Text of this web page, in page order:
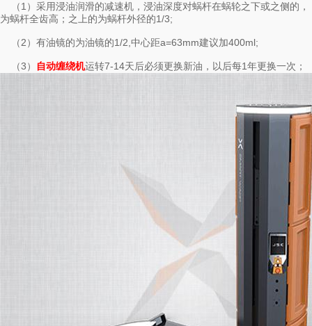
（1）采用浸油润滑的减速机，浸油深度对蜗杆在蜗轮之下或之侧的，
为蜗杆全齿高；之上的为蜗杆外径的1/3;
（2）有油镜的为油镜的1/2,中心距a=63mm建议加400ml;
（3） 自动缠绕机运转7-14天后必须更换新油，以后每1年更换一次；